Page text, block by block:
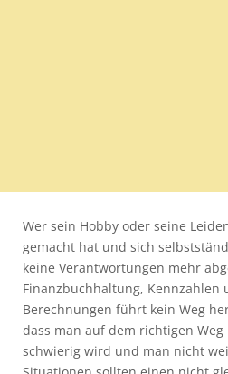
Wer sein Hobby oder seine
gemacht hat und sich
keine Verantwortungen mehr
Finanzbuchhaltung, Kennzahlen
Berechnungen führt kein Weg
dass man auf dem richtigen
schwierig wird und man nicht